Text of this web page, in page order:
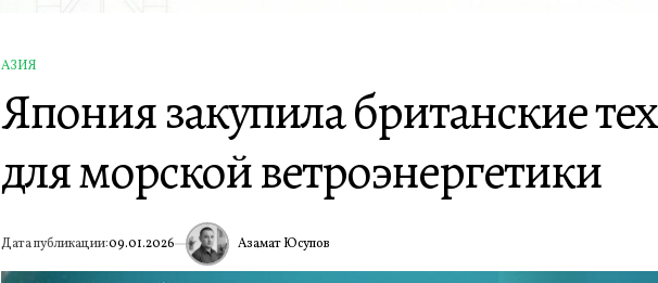
ОПУБЛИКОВАНО
АЗИЯ
Япония закупила британские
для морской ветроэнергетики
Дата публикации:09.01.2026 ИА Азамат Юсупов